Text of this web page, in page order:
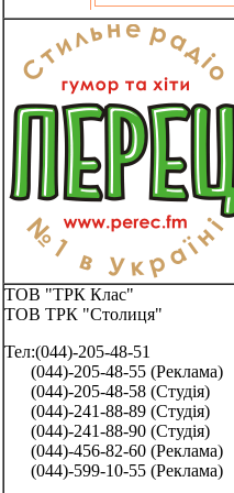
ТОВ "ТРК Клас"
ТОВ ТРК "Столиця"
Тел:(044)-205-48-51
(044)-205-48-55 (Реклама)
(044)-205-48-58 (Студія)
(044)-241-88-89 (Студія)
(044)-241-88-90 (Студія)
(044)-456-82-60 (Реклама)
(044)-599-10-55 (Реклама)